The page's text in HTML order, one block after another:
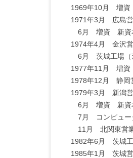
1969年10月 増資
1971年3月 広島
6月 増資 新資
1974年4月 金沢
6月 茨城工場（
1977年11月 増資
1978年12月 静岡
1979年3月 新潟
6月 増資 新資
7月 コンピュー
11月 北関東営業
1982年6月 茨城
1985年1月 茨城営